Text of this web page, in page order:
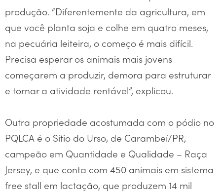
produção. “Diferentemente da agricultura, em
que você planta soja e colhe em quatro meses,
na pecuária leiteira, o começo é mais difícil.
Precisa esperar os animais mais jovens
começarem a produzir, demora para estruturar
e tornar a atividade rentável”, explicou.
Outra propriedade acostumada com o pódio no
PQLCA é o Sítio do Urso, de Carambeí/PR,
campeão em Quantidade e Qualidade – Raça
Jersey, e que conta com 450 animais em sistema
free stall em lactação, que produzem 14 mil